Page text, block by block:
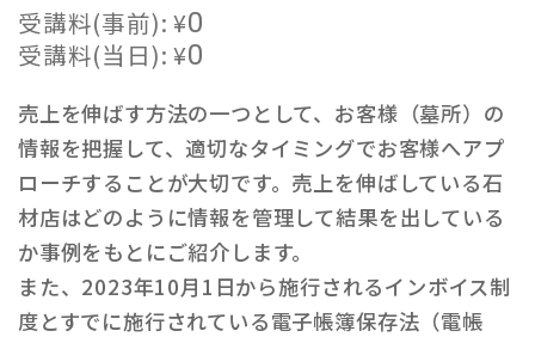
受講料(事前):¥0
受講料(当日):¥0
売上を伸ばす方法の一つとして、お客様（墓所）の
情報を把握して、適切なタイミングでお客様へアプ
ローチすることが大切です。売上を伸ばしている石
材店はどのように情報を管理して結果を出している
か事例をもとにご紹介します。
また、2023年10月1日から施行されるインボイス制
度とすでに施行されている電子帳簿保存法（電帳